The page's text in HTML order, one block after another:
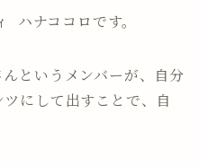
ハナココロです。
というメンバーが、自分
にして出すことで、自